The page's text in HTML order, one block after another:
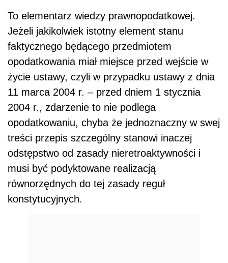
To elementarz wiedzy prawnopodatkowej.
Jeżeli jakikolwiek istotny element stanu
faktycznego będącego przedmiotem
opodatkowania miał miejsce przed wejście w
życie ustawy, czyli w przypadku ustawy z dnia
11 marca 2004 r. – przed dniem 1 stycznia
2004 r., zdarzenie to nie podlega
opodatkowaniu, chyba że jednoznaczny w swej
treści przepis szczególny stanowi inaczej
odstępstwo od zasady nieretroaktywności i
musi być podyktowane realizacją
równorzędnych do tej zasady reguł
konstytucyjnych.